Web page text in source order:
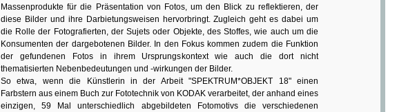
Massenprodukte für die Präsentation von Fotos, um den Blick zu reflektieren, der
diese Bilder und ihre Darbietungsweisen hervorbringt. Zugleich geht es dabei um
die Rolle der Fotografierten, der Sujets oder Objekte, des Stoffes, wie auch um die
Konsumenten der dargebotenen Bilder. In den Fokus kommen zudem die Funktion
der gefundenen Fotos in ihrem Ursprungskontext wie auch die dort nicht
thematisierten Nebenbedeutungen und -wirkungen der Bilder.
So etwa, wenn die Künstlerin in der Arbeit "SPEKTRUM*OBJEKT 18" einen
Farbstern aus einem Buch zur Fototechnik von KODAK verarbeitet, der anhand eines
einzigen, 59 Mal unterschiedlich abgebildeten Fotomotivs die verschiedenen